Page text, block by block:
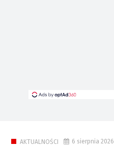
AKTUALNOŚCI 6 sierpnia 2026